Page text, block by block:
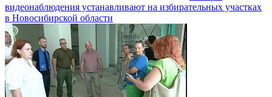
видеонаблюдения устанавливают на избирательных участках
в Новосибирской области